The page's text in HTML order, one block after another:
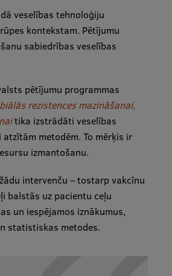
veselības tehnoloģiju
kontekstam. Pētījumu
sabiedrības veselības
pētījumu programmas
rezistences mazināšanai,
tika izstrādāti veselības
metodēm. To mērķis ir
izmantošanu.
intervenču – tostarp vakcīnu
balstās uz pacientu ceļu
un iespējamos iznākumus,
statistiskas metodes.